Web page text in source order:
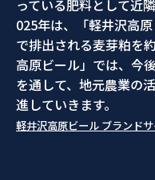
っている肥料として近
025年は、「軽井沢高
で排出される麦芽粕を
高原ビール」では、今
を通して、地元農業の
進していきます。
軽井沢高原ビール ブランド